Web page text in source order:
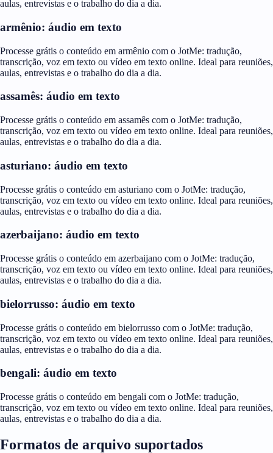
aulas, entrevistas e o trabalho do dia a dia.
armênio: áudio em texto
Processe grátis o conteúdo em armênio com o JotMe: tradução,
transcrição, voz em texto ou vídeo em texto online. Ideal para reuniões,
aulas, entrevistas e o trabalho do dia a dia.
assamês: áudio em texto
Processe grátis o conteúdo em assamês com o JotMe: tradução,
transcrição, voz em texto ou vídeo em texto online. Ideal para reuniões,
aulas, entrevistas e o trabalho do dia a dia.
asturiano: áudio em texto
Processe grátis o conteúdo em asturiano com o JotMe: tradução,
transcrição, voz em texto ou vídeo em texto online. Ideal para reuniões,
aulas, entrevistas e o trabalho do dia a dia.
azerbaijano: áudio em texto
Processe grátis o conteúdo em azerbaijano com o JotMe: tradução,
transcrição, voz em texto ou vídeo em texto online. Ideal para reuniões,
aulas, entrevistas e o trabalho do dia a dia.
bielorrusso: áudio em texto
Processe grátis o conteúdo em bielorrusso com o JotMe: tradução,
transcrição, voz em texto ou vídeo em texto online. Ideal para reuniões,
aulas, entrevistas e o trabalho do dia a dia.
bengali: áudio em texto
Processe grátis o conteúdo em bengali com o JotMe: tradução,
transcrição, voz em texto ou vídeo em texto online. Ideal para reuniões,
aulas, entrevistas e o trabalho do dia a dia.
Formatos de arquivo suportados